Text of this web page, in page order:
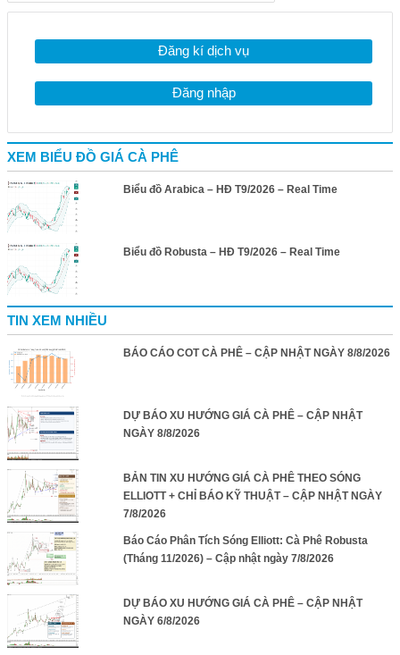
Đăng kí dịch vụ
Đăng nhập
XEM BIỂU ĐỒ GIÁ CÀ PHÊ
Biểu đồ Arabica – HĐ T9/2026 – Real Time
Biểu đồ Robusta – HĐ T9/2026 – Real Time
TIN XEM NHIỀU
BÁO CÁO COT CÀ PHÊ – CẬP NHẬT NGÀY 8/8/2026
DỰ BÁO XU HƯỚNG GIÁ CÀ PHÊ – CẬP NHẬT
NGÀY 8/8/2026
BẢN TIN XU HƯỚNG GIÁ CÀ PHÊ THEO SÓNG
ELLIOTT + CHỈ BÁO KỸ THUẬT – CẬP NHẬT NGÀY
7/8/2026
Báo Cáo Phân Tích Sóng Elliott: Cà Phê Robusta
(Tháng 11/2026) – Cập nhật ngày 7/8/2026
DỰ BÁO XU HƯỚNG GIÁ CÀ PHÊ – CẬP NHẬT
NGÀY 6/8/2026